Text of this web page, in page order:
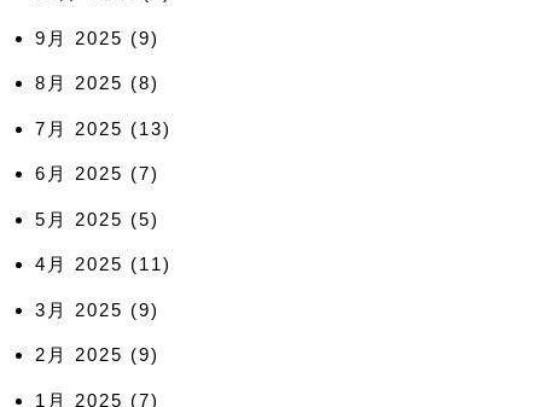
9月 2025 (9)
8月 2025 (8)
7月 2025 (13)
6月 2025 (7)
5月 2025 (5)
4月 2025 (11)
3月 2025 (9)
2月 2025 (9)
1月 2025 (7)